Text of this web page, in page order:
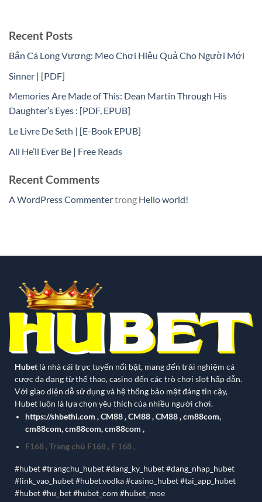
Recent Posts
Bắn Cá Long Vương: Mẹo Chơi Hiệu Quả Cho Người Mới
Sinner | [PDF]
Memories Are Made of This: Dean Martin Through His
Daughter’s Eyes : [PDF, EPUB]
Le Livre De Seth | [E-Book EPUB]
All He’ll Ever Be | Free Reads
Recent Comments
A WordPress Commentertrong Hello world!
Hubet là nhà cái trực tuyến nổi bật, mang đến trải nghiệm cá
cược đa dạng từ thể thao, casino đến các trò chơi slot hấp dẫn.
Với giao diện dễ sử dụng và hệ thống bảo mật đáng tin cậy,
Hubet luôn là lựa chọn yêu thích của nhiều người chơi.
https://shbethi.com ,CM88,CM88,CM88,cm88com,
cm88com,cm88com,cm88com ,
F168, Trang chủ F168, F 168,
#hubet #trangchu_hubet #dang_ky_hubet #dang_nhap_hubet
#link_vao_hubet #hubet.vodka #casino_hubet #tai_app_hubet
#hubet #hu_bet #hubet_com #hubet_moe